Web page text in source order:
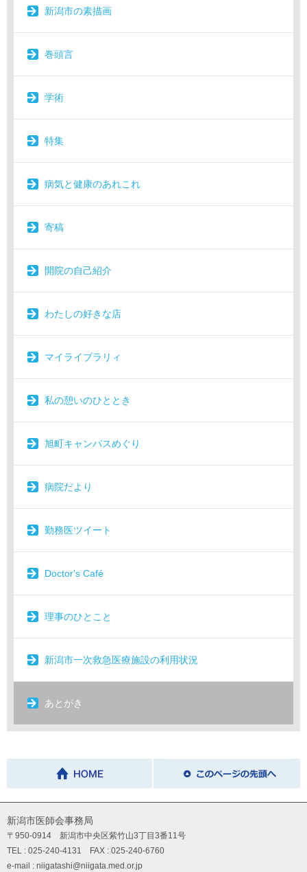
新潟市の素描画
巻頭言
学術
特集
病気と健康のあれこれ
寄稿
開院の自己紹介
わたしの好きな店
マイライブラリィ
私の憩いのひととき
旭町キャンパスめぐり
病院だより
勤務医ツイート
Doctor's Café
理事のひとこと
新潟市一次救急医療施設の利用状況
あとがき
新潟市医師会事務局
〒950-0914 新潟市中央区紫竹山3丁目3番11号
TEL : 025-240-4131 FAX : 025-240-6760
e-mail : niigatashi@niigata.med.or.jp